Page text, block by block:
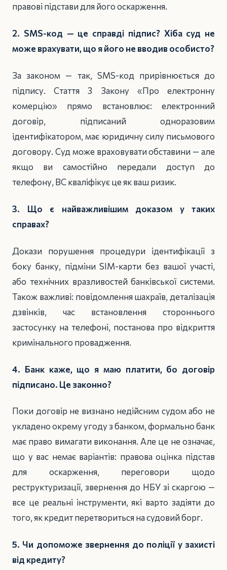
правові підстави для його оскарження.
2. SMS-код — це справді підпис? Хіба суд не
може врахувати, що я його не вводив особисто?
За законом — так, SMS-код прирівнюється до
підпису. Стаття 3 Закону «Про електронну
комерцію» прямо встановлює: електронний
договір, підписаний одноразовим
ідентифікатором, має юридичну силу письмового
договору. Суд може враховувати обставини — але
якщо ви самостійно передали доступ до
телефону, ВС кваліфікує це як ваш ризик.
3. Що є найважливішим доказом у таких
справах?
Докази порушення процедури ідентифікації з
боку банку, підміни SIM-карти без вашої участі,
або технічних вразливостей банківської системи.
Також важливі: повідомлення шахраїв, деталізація
дзвінків, час встановлення стороннього
застосунку на телефоні, постанова про відкриття
кримінального провадження.
4. Банк каже, що я маю платити, бо договір
підписано. Це законно?
Поки договір не визнано недійсним судом або не
укладено окрему угоду з банком, формально банк
має право вимагати виконання. Але це не означає,
що у вас немає варіантів: правова оцінка підстав
для оскарження, переговори щодо
реструктуризації, звернення до НБУ зі скаргою —
все це реальні інструменти, які варто задіяти до
того, як кредит перетвориться на судовий борг.
5. Чи допоможе звернення до поліції у захисті
від кредиту?